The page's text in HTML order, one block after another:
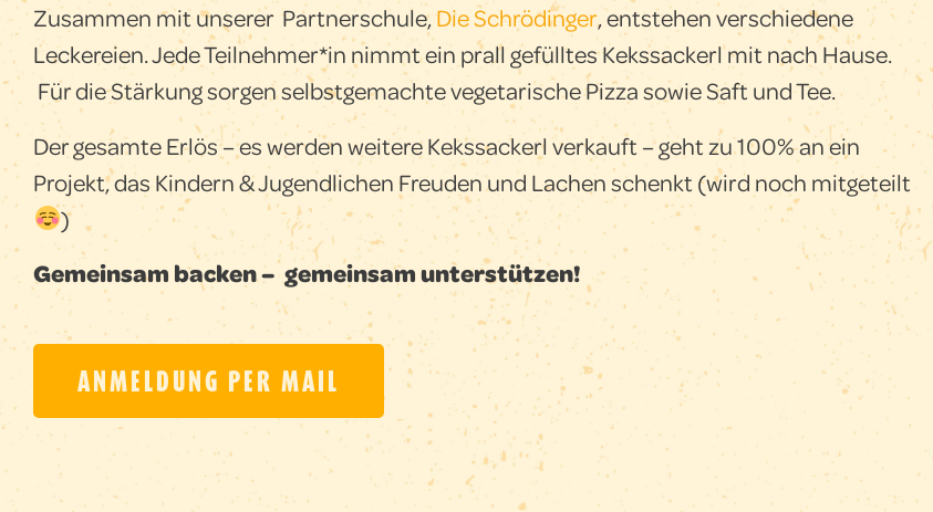
Zusammen mit unserer Partnerschule,Die Schrödinger, entstehen verschiedene
Leckereien. Jede Teilnehmer*in nimmt ein prall gefülltes Kekssackerl mit nach Hause.
Für die Stärkung sorgen selbstgemachte vegetarische Pizza sowie Saft und Tee.
Der gesamte Erlös – es werden weitere Kekssackerl verkauft – geht zu 100% an ein
Projekt, das Kindern & Jugendlichen Freuden und Lachen schenkt (wird noch mitgeteilt
)
Gemeinsam backen – gemeinsam unterstützen!
ANMELDUNG PER MAIL